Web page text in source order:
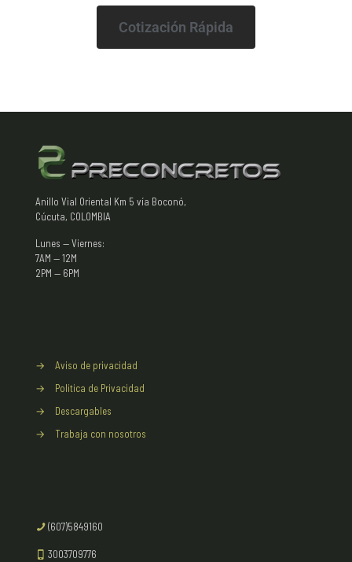
Cotización Rápida
Anillo Vial Oriental Km 5 vía Boconó,
Cúcuta, COLOMBIA
Lunes — Viernes:
7AM — 12M
2PM — 6PM
→
Aviso de privacidad
→
Politica de Privacidad
→
Descargables
→
Trabaja con nosotros
(607)5849160
3003709776